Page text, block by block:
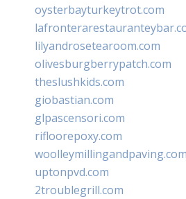
oysterbayturkeytrot.com
lilyandrosetearoom.com
olivesburgberrypatch.com
theslushkids.com
giobastian.com
glpascensori.com
rifloorepoxy.com
woolleymillingandpaving.com
uptonpvd.com
2troublegrill.com